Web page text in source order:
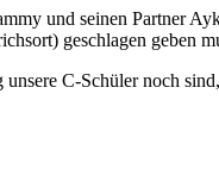
und seinen Partner
geschlagen geben
C-Schüler noch